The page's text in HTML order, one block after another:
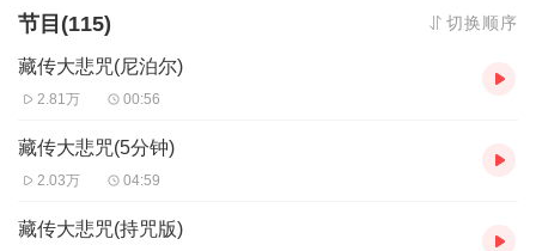
《大悲心陀罗尼经》之后，《大悲咒》即广为弘传，并被纳入汉地
丛林功课。据《大悲心陀罗尼经》载：《大悲咒》是观世音菩萨为
利乐一切众生而宣说，其利益功德广如大海而叹莫能尽；无论是消
障除难、得善遂愿，还是究竟的觉证解脱，《大悲咒》都能因其不
寄於虔心持诵《大悲咒》以自利利他、护持佛法。
节目(115) 切换顺序
藏传大悲咒(尼泊尔)
2.81万 00:56
藏传大悲咒(5分钟)
2.03万 04:59
藏传大悲咒(持咒版)